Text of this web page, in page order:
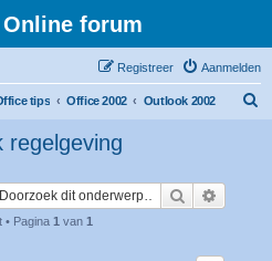
forum
Aanmelden
Registreer
tips Office 2002 Outlook 2002
regelgeving
Zoek
• Pagina 1 van 1